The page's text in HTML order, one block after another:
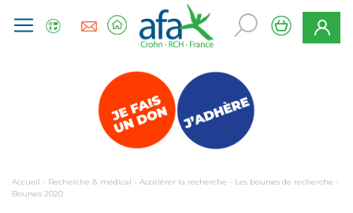
Accueil - Recherche & médical - Accélérer la recherche - Les bourses de recherche -
Bourses 2020